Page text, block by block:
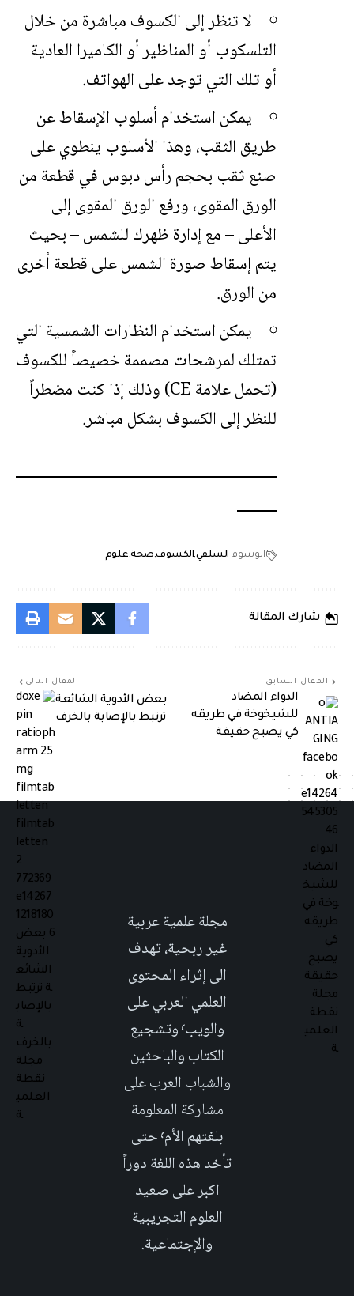
لا تنظر إلى الكسوف مباشرة من خلال
التلسكوب أو المناظير أو الكاميرا العادية
أو تلك التي توجد على الهواتف.
يمكن استخدام أسلوب الإسقاط عن
طريق الثقب، وهذا الأسلوب ينطوي على
صنع ثقب بحجم رأس دبوس في قطعة من
الورق المقوى، ورفع الورق المقوى إلى
الأعلى – مع إدارة ظهرك للشمس – بحيث
يتم إسقاط صورة الشمس على قطعة أخرى
من الورق.
يمكن استخدام النظارات الشمسية التي
تمتلك لمرشحات مصممة خصيصاً للكسوف
(تحمل علامة CE) وذلك إذا كنت مضطراً
للنظر إلى الكسوف بشكل مباشر.
الوسوم السلفيالكسوف صحة علوم
شارك المقالة
المقال السابق
الدواء المضاد
للشيخوخة في طريقه
كي يصبح حقيقة
المقال التالي
بعض الأدوية الشائعة
ترتبط بالإصابة بالخرف
مجلة علمية عربية
غير ربحية، تهدف
الى إثراء المحتوى
العلمي العربي على
والويب٬ وتشجيع
الكتاب والباحثين
والشباب العرب على
مشاركة المعلومة
بلغتهم الأم٬ حتى
تأخد هذه اللغة دوراً
اكبر على صعيد
العلوم التجريبية
والإجتماعية.